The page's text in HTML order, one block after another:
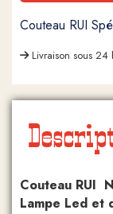
Couteau RUI
Livraison sous
Couteau RUI
Lampe Led et